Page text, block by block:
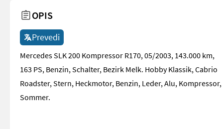
OPIS
Prevedi
Mercedes SLK 200 Kompressor R170, 05/2003, 143.000 km,
163 PS, Benzin, Schalter, Bezirk Melk. Hobby Klassik, Cabrio
Roadster, Stern, Heckmotor, Benzin, Leder, Alu, Kompressor,
Sommer.